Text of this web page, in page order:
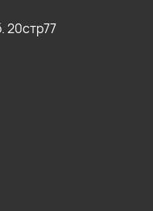
20стр77